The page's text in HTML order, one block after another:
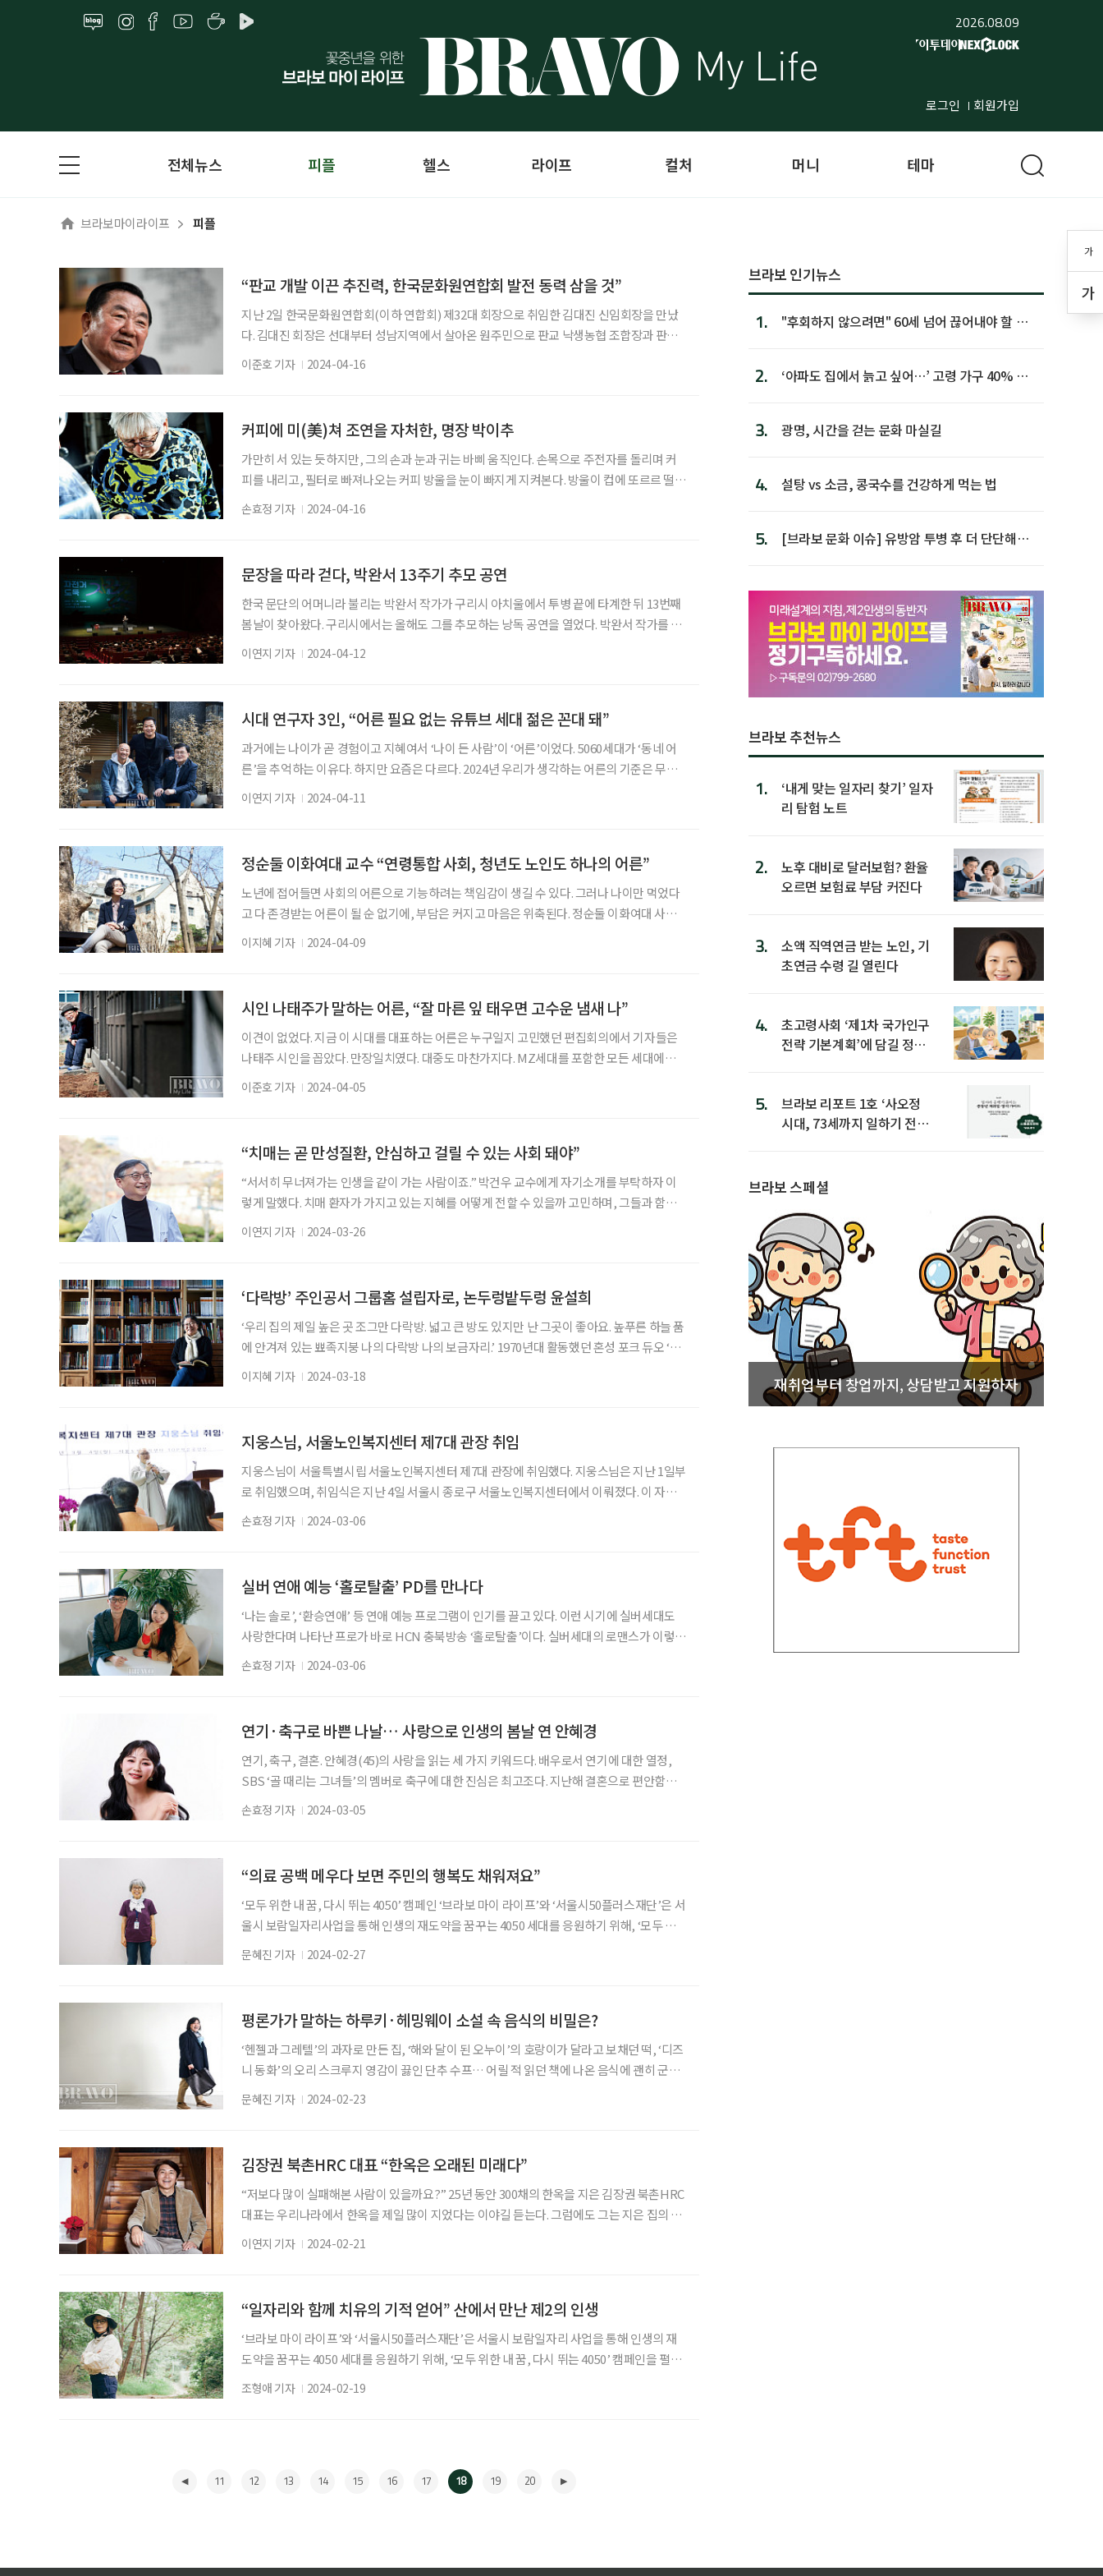
2026.08.09
로그인 회원가입
가
가
전체뉴스 피플 헬스 라이프 컬처 머니 테마
브라보마이라이프 피플
“판교 개발 이끈 추진력, 한국문화원연합회 발전 동력 삼을 것”
지난 2일 한국문화원연합회(이하 연합회) 제32대 회장으로 취임한 김대진 신임회장을 만났
다. 김대진 회장은 선대부터 성남지역에서 살아온 원주민으로 판교 낙생농협 조합장과 판교
신도시개발추진위원장, 성남시의원, 성남시의회 의장 등을 역임했다. 김대진 회장은 취임 일
성으로 “연합회가 우리 문화발전에 보다 기여할 수 있도록 ‘문화를 만드는 그릇’으로 만들
은 연
이준호 기자 2024-04-16
커피에 미(美)쳐 조연을 자처한, 명장 박이추
가만히 서 있는 듯하지만, 그의 손과 눈과 귀는 바삐 움직인다. 손목으로 주전자를 돌리며 커
피를 내리고, 필터로 빠져나오는 커피 방울을 눈이 빠지게 지켜본다. 방울이 컵에 또르르 떨어
져 쌓이는 소리를 듣는다. 박이추(74) 명장은 지금 커피와 대화 중이다. 커피 생각에 하루 24시
간이 모자란다는 그는 가끔 꿈에서도 커피를 만난다. “이런 제가 비정상이라거나 미쳤다고 생
손효정 기자 2024-04-16
문장을 따라 걷다, 박완서 13주기 추모 공연
한국 문단의 어머니라 불리는 박완서 작가가 구리시 아치울에서 투병 끝에 타계한 뒤 13번째
봄날이 찾아왔다. 구리시에서는 올해도 그를 추모하는 낭독 공연을 열었다. 박완서 작가를 기
리고 그의 문학을 잊지 않기 위해, 구리아트홀이 생기기 전 시청 한편에서부터 시작한 공연이
어느덧 12회 차를 맞았다. 구리아트홀 코스모스 대극장 앞은 공연 30분 전부터 중장년 관객들
이연지 기자 2024-04-12
시대 연구자 3인, “어른 필요 없는 유튜브 세대 젊은 꼰대 돼”
과거에는 나이가 곧 경험이고 지혜여서 ‘나이 든 사람’이 ‘어른’이었다. 5060세대가 ‘동네 어
른’을 추억하는 이유다. 하지만 요즘은 다르다. 2024년 우리가 생각하는 어른의 기준은 무엇
일까? 어떨 때 어른이 되었다 느낄까? 좋은 어른은 어떤 어른일까? 세 명의 전문가와 함께 이
시대의 어른에 대해 이야기를 나눠봤다. 대담 참여자 강용수 작가·백종화 리더십 코치·최영
이연지 기자 2024-04-11
정순둘 이화여대 교수 “연령통합 사회, 청년도 노인도 하나의 어른”
노년에 접어들면 사회의 어른으로 기능하려는 책임감이 생길 수 있다. 그러나 나이만 먹었다
고 다 존경받는 어른이 될 순 없기에, 부담은 커지고 마음은 위축된다. 정순둘 이화여대 사회
복지학과 교수는 ‘어른’의 책임을 노년에 한정하지 않는다. 청년·장년·노년 등 우리 사회 성인
들이 세대 구분 없이 모두 하나의 어른으로서, 한 명의 시민으로서 서로의 위치에서 책임을 다
이지혜 기자 2024-04-09
시인 나태주가 말하는 어른, “잘 마른 잎 태우면 고수운 냄새 나”
이견이 없었다. 지금 이 시대를 대표하는 어른은 누구일지 고민했던 편집회의에서 기자들은
나태주 시인을 꼽았다. 만장일치였다. 대중도 마찬가지다. MZ세대를 포함한 모든 세대에게
그는 인기를 넘어 추앙에 가까운 현상의 주인공이 됐다. 하지만 그는 이제 막 낯익어진 마이너
한 시인일 뿐이라고 말한다. “흔히 말하는 팬덤 같은 것이죠. 날씨도 팬덤이 되고 계절도 팬덤
이준호 기자 2024-04-05
“치매는 곧 만성질환, 안심하고 걸릴 수 있는 사회 돼야”
“서서히 무너져가는 인생을 같이 가는 사람이죠.” 박건우 교수에게 자기소개를 부탁하자 이
렇게 말했다. 치매 환자가 가지고 있는 지혜를 어떻게 전할 수 있을까 고민하며, 그들과 함께
늙어가고 있단다. 박건우 교수는 치매·파킨슨병·소뇌위축증 분야의 권위자다. 정신건강의학
과 전문의와 신경과 전문의를 모두 취득하고 치매 환자들의 몸과 마음을 모두 돌보고 있다. 치
이연지 기자 2024-03-26
‘다락방’ 주인공서 그룹홈 설립자로, 논두렁밭두렁 윤설희
‘우리 집의 제일 높은 곳 조그만 다락방. 넓고 큰 방도 있지만 난 그곳이 좋아요. 높푸른 하늘 품
에 안겨져 있는 뾰족지붕 나의 다락방 나의 보금자리.’ 1970년대 활동했던 혼성 포크 듀오 ‘논
두렁밭두렁’의 대표곡 ‘다락방’의 가사다. 이 노래를 알고 있다면 그들이 부부였다는 걸 기억
할 테다. 두 사람은 부부의 연으로 가꾼 보금자리에서 더 많은 인연을 보듬어 가족으로 맞았다.
이지혜 기자 2024-03-18
지웅스님, 서울노인복지센터 제7대 관장 취임
지웅스님이 서울특별시립 서울노인복지센터 제7대 관장에 취임했다. 지웅스님은 지난 1일부
로 취임했으며, 취임식은 지난 4일 서울시 종로구 서울노인복지센터에서 이뤄졌다. 이 자리
에서 지웅스님은 “서울노인복지센터가 더욱 따뜻하고 활기찬 공간이 되기 위해서는 센터가
어르신들에게만 소중한 장소가 아니라, 우리 모두에게 소중한 공간이 되어야 한다고 생각한
무하는
손효정 기자 2024-03-06
실버 연애 예능 ‘홀로탈출’ PD를 만나다
‘나는 솔로’, ‘환승연애’ 등 연애 예능 프로그램이 인기를 끌고 있다. 이런 시기에 실버세대도
사랑한다며 나타난 프로가 바로 HCN 충북방송 ‘홀로탈출’이다. 실버세대의 로맨스가 이렇게
귀엽고 순수하다니! 유튜브 채널 최고 조회수 57만 회를 넘을 정도로 관심이 뜨겁다. “실버 싱
글 남녀의 끝 사랑을 찾아드리고 싶다”고 말하는 조미선·이창수 PD와 자세한 이야기를 나눠
손효정 기자 2024-03-06
연기·축구로 바쁜 나날… 사랑으로 인생의 봄날 연 안혜경
연기, 축구, 결혼. 안혜경(45)의 사랑을 읽는 세 가지 키워드다. 배우로서 연기에 대한 열정,
SBS ‘골 때리는 그녀들’의 멤버로 축구에 대한 진심은 최고조다. 지난해 결혼으로 편안함과
안정감 또한 얻었다. 일과 가정의 균형 속 충만해진 사랑은 인생의 봄날을 깨웠다. 일반적으로
20대는 찬란한 청춘, 30대는 성숙해지는 시기, 40대는 안정기에 접어든다고 말한다. 안혜경
손효정 기자 2024-03-05
“의료 공백 메우다 보면 주민의 행복도 채워져요”
‘모두 위한 내 꿈, 다시 뛰는 4050’ 캠페인 ‘브라보 마이 라이프’와 ‘서울시50플러스재단’은 서
울시 보람일자리사업을 통해 인생의 재도약을 꿈꾸는 4050 세대를 응원하기 위해, ‘모두 위
한 내 꿈, 다시 뛰는 4050’ 캠페인을 펼칩니다. 본지는 서울시와 서울시50플러스재단이 함께
한 보람일자리 사업을 통해 사회 곳곳에서 공공에 기여하고 있는 중장년들을 소개합니다. 15
문혜진 기자 2024-02-27
평론가가 말하는 하루키·헤밍웨이 소설 속 음식의 비밀은?
‘헨젤과 그레텔’의 과자로 만든 집, ‘해와 달이 된 오누이’의 호랑이가 달라고 보채던 떡, ‘디즈
니 동화’의 오리 스크루지 영감이 끓인 단추 수프… 어릴 적 읽던 책에 나온 음식에 괜히 군침
삼킨 적이 있는가? 시간이 흘러 어른이 된 우리는 그 요리를 탐내는 것으로 모자라, 참지 못하
고 한밤중에 라면 물이라도 올리게 된다. 열혈 문학 독자인 이용재 음식 평론가는 신간 ‘맛있
문혜진 기자 2024-02-23
김장권 북촌HRC 대표 “한옥은 오래된 미래다”
“저보다 많이 실패해본 사람이 있을까요?” 25년 동안 300채의 한옥을 지은 김장권 북촌HRC
대표는 우리나라에서 한옥을 제일 많이 지었다는 이야길 듣는다. 그럼에도 그는 지은 집의 수
보다 실패해본 횟수를 자랑하고 싶다고 했다. “물론 부끄럽고 미안하다”며 겸손하게 말했지
만, 김장권 대표는 ‘퍼스트 펭귄’으로 불린다. 실패의 위험을 감수하고 누구보다 먼저 도전해
이연지 기자 2024-02-21
“일자리와 함께 치유의 기적 얻어” 산에서 만난 제2의 인생
‘브라보 마이 라이프’와 ‘서울시50플러스재단’은 서울시 보람일자리 사업을 통해 인생의 재
도약을 꿈꾸는 4050 세대를 응원하기 위해, ‘모두 위한 내 꿈, 다시 뛰는 4050’ 캠페인을 펼칩
니다. 본지는 서울시와 서울시50플러스재단이 함께한 보람일자리 사업을 통해 사회 곳곳에
서 공공에 기여하고 있는 중장년들을 소개합니다. 우연히 찾은 산에서 병마를 씻어냈다. 그렇
조형애 기자 2024-02-19
11 12 13 14 15 16 17 18 19 20
브라보 인기뉴스
1.
"후회하지 않으려면" 60세 넘어 끊어내야 할 사
2.
‘아파도 집에서 늙고 싶어…’ 고령 가구 40% 노
3. 광명, 시간을 걷는 문화 마실길
4. 설탕 vs 소금, 콩국수를 건강하게 먹는 법
5.
[브라보 문화 이슈] 유방암 투병 후 더 단단해진
브라보 추천뉴스
1.
‘내게 맞는 일자리 찾기’ 일자
리 탐험 노트
2.
노후 대비로 달러보험? 환율
오르면 보험료 부담 커진다
3.
소액 직역연금 받는 노인, 기
초연금 수령 길 열린다
4.
초고령사회 ‘제1차 국가인구
전략 기본계획’에 담길 정책
5.
브라보 리포트 1호 ‘사오정
시대, 73세까지 일하기 전략’
브라보 스페셜
재취업부터 창업까지, 상담받고 지원하자